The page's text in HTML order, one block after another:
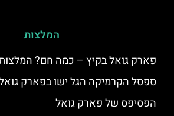
המלצות
פארק גואל בקיץ – כמה חם? המלצות
ספסל הקרמיקה הגל ישו בפארק
הפסיפס של פארק גואל